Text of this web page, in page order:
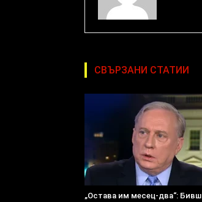
СВЪРЗАНИ СТАТИИ
„Остава им месец-два“: Бивш